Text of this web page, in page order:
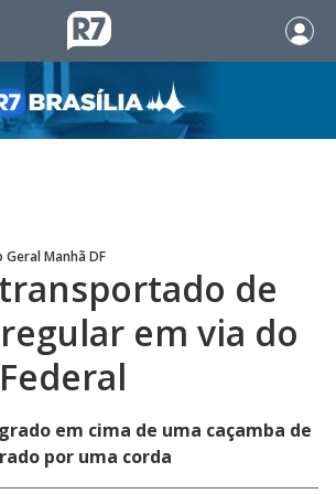
Geral Manhã DF
de
em via do
em cima de uma caçamba de
por uma corda